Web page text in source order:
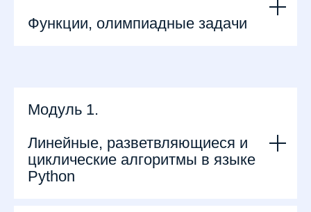
Функции, олимпиадные задачи
Модуль 1.
Линейные, разветвляющиеся и
циклические алгоритмы в языке
Python